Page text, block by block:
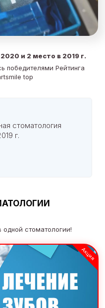
и 2 место в 2019 г.
победителями Рейтинга
top
стоматология
г.
стоматологии!
Акция